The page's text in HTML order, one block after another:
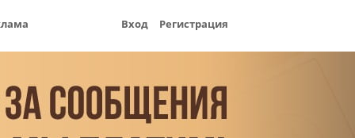
Вход Регистрация